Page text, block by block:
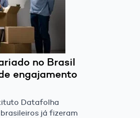
no Brasil
engajamento
Datafolha
já fizeram